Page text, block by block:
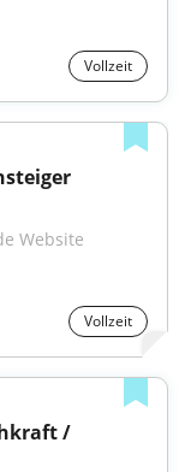
Vollzeit
Website
Vollzeit
/